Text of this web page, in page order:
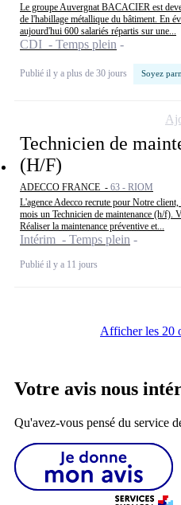
Le groupe Auvergnat BACACIER est
de l'habillage métallique du bâtiment. En
aujourd'hui 600 salariés répartis sur une...
CDI - Temps plein
Publié il y a plus de 30 jours Soyez
Technicien de
(H/F)
ADECCO FRANCE - 63 - RIOM
L'agence Adecco recrute pour Notre
mois un Technicien de maintenance (h/f).
Réaliser la maintenance préventive et...
Intérim - Temps plein
Publié il y a 11 jours
Afficher les 20
Votre avis nous
Qu'avez-vous pensé du service